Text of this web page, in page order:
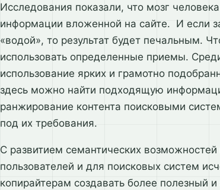
Исследования показали, что мозг
информации вложенной на сайте. И если
«водой», то результат будет печальным.
использовать определенные приемы.
использование ярких и грамотно
здесь можно найти подходящую
ранжирование контента поисковыми
под их требования.
С развитием семантических
пользователей и для поисковых систем
копирайтерам создавать более полезный